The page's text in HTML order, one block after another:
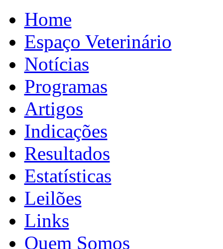
Home
Espaço Veterinário
Notícias
Programas
Artigos
Indicações
Resultados
Estatísticas
Leilões
Links
Quem Somos